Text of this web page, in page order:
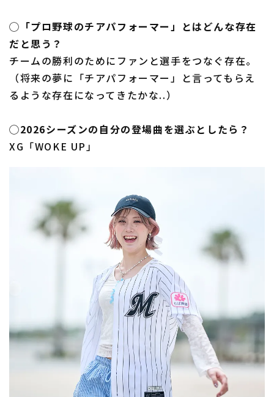
◯「プロ野球のチアパフォーマー」とはどんな存在
だと思う？
チームの勝利のためにファンと選手をつなぐ存在。
（将来の夢に「チアパフォーマー」と言ってもらえ
るような存在になってきたかな..）
◯2026シーズンの自分の登場曲を選ぶとしたら？
XG「WOKE UP」